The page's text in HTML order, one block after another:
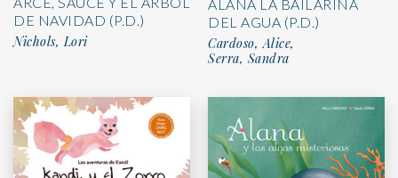
DE NAVIDAD (P.D.)
Nichols, Lori
ALANA LA BAILARINA
DEL AGUA (P.D.)
Cardoso, Alice,
Serra, Sandra